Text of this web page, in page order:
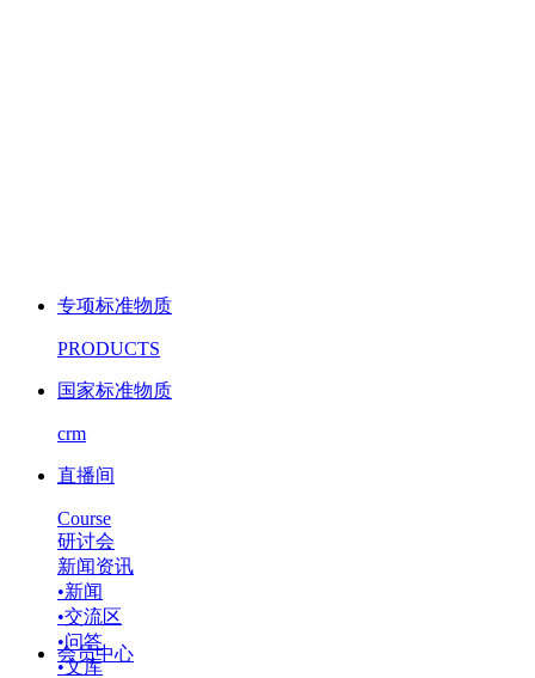
专项标准物质
PRODUCTS
国家标准物质
crm
直播间
Course
研讨会
新闻资讯
•新闻
•交流区
•问答
•文库
会员中心